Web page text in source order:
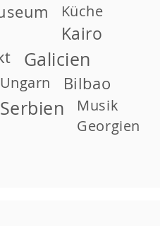
Küche
Kairo
Galicien
Ungarn Bilbao
Serbien
Musik
Georgien